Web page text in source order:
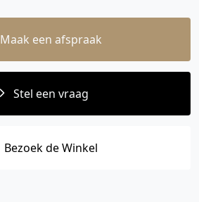
Maak een afspraak
Stel een vraag
Bezoek de Winkel